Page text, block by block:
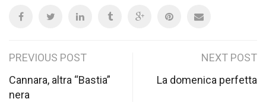
Post
navigation
PREVIOUS POST
Cannara, altra “Bastia”
nera
NEXT POST
La domenica perfetta